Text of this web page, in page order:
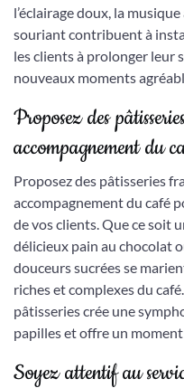
l’éclairage doux, la
souriant contribuent à
les clients à prolonger leur
nouveaux moments
Proposez des
accompagnement du
Proposez des pâtisseries
accompagnement du café
de vos clients. Que ce soit
délicieux pain au chocolat
douceurs sucrées se
riches et complexes du
pâtisseries crée une
papilles et offre un
Soyez attentif au